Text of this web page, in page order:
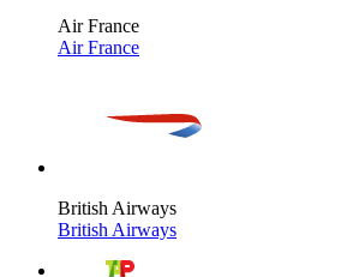
Air France
Air France
British Airways
British Airways